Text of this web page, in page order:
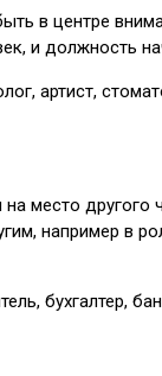
в центре
и должность
артист,
на место
например в
бухгалтер,